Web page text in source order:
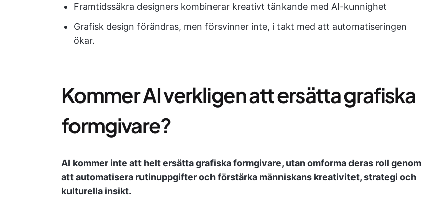
Framtidssäkra designers kombinerar kreativt tänkande med AI-kunnighet
Grafisk design förändras, men försvinner inte, i takt med att automatiseringen
ökar.
Kommer AI verkligen att ersätta grafiska
formgivare?
AI kommer inte att helt ersätta grafiska formgivare, utan omforma deras roll genom
att automatisera rutinuppgifter och förstärka människans kreativitet, strategi och
kulturella insikt.